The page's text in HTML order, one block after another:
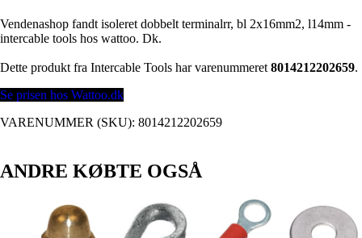
Vendenashop fandt isoleret dobbelt terminalrr, bl 2x16mm2, l14mm -
intercable tools hos wattoo. Dk.
Dette produkt fra Intercable Tools har varenummeret 8014212202659.
Se prisen hos Wattoo.dk
VARENUMMER (SKU): 8014212202659
ANDRE KØBTE OGSÅ